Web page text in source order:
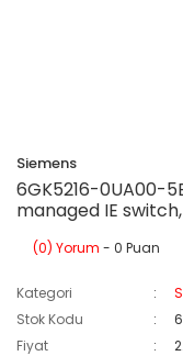
Siemens
6GK5216-0UA00-
managed IE
(0) Yorum - 0 Puan
Kategori
Stok Kodu
Fiyat